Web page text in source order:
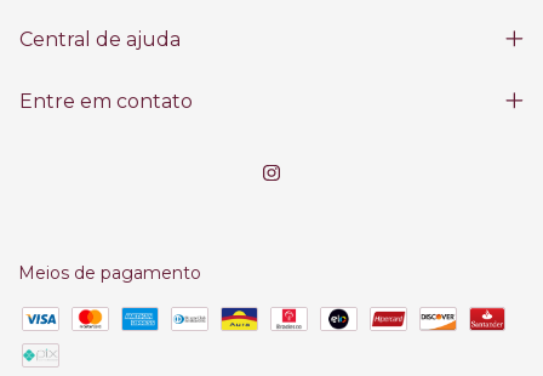
Central de ajuda
Entre em contato
Meios de pagamento